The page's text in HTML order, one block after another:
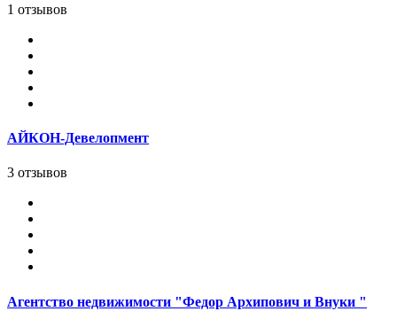
1 отзывов
АЙКОН-Девелопмент
3 отзывов
Агентство недвижимости "Федор Архипович и Внуки "